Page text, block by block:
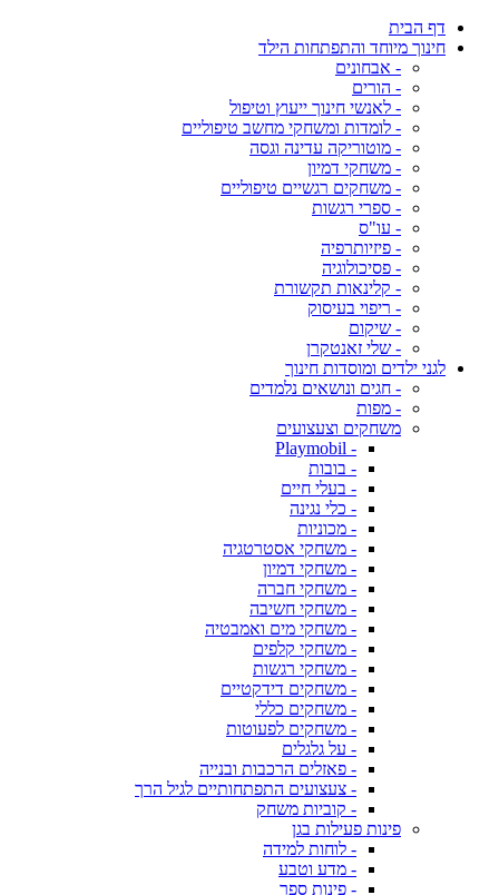
דף הבית
חינוך מיוחד והתפתחות הילד
- אבחונים
- הורים
- לאנשי חינוך ייעוץ וטיפול
- לומדות ומשחקי מחשב טיפוליים
- מוטוריקה עדינה וגסה
- משחקי דמיון
- משחקים רגשיים טיפוליים
- ספרי רגשות
- עו"ס
- פיזיותרפיה
- פסיכולוגיה
- קלינאות תקשורת
- ריפוי בעיסוק
- שיקום
- שלי זאנטקרן
לגני ילדים ומוסדות חינוך
- חגים ונושאים נלמדים
- מפות
משחקים וצעצועים
- Playmobil
- בובות
- בעלי חיים
- כלי נגינה
- מכוניות
- משחקי אסטרטגיה
- משחקי דמיון
- משחקי חברה
- משחקי חשיבה
- משחקי מים ואמבטיה
- משחקי קלפים
- משחקי רגשות
- משחקים דידקטיים
- משחקים כללי
- משחקים לפעוטות
- על גלגלים
- פאזלים הרכבות ובנייה
- צעצועים התפתחותיים לגיל הרך
- קוביות משחק
פינות פעילות בגן
- לוחות למידה
- מדע וטבע
- פינות ספר